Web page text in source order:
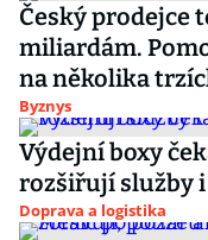
Český prodejce
miliardám.
na několika
Byznys
Výdejní boxy
rozšiřují služby
Doprava a logistika